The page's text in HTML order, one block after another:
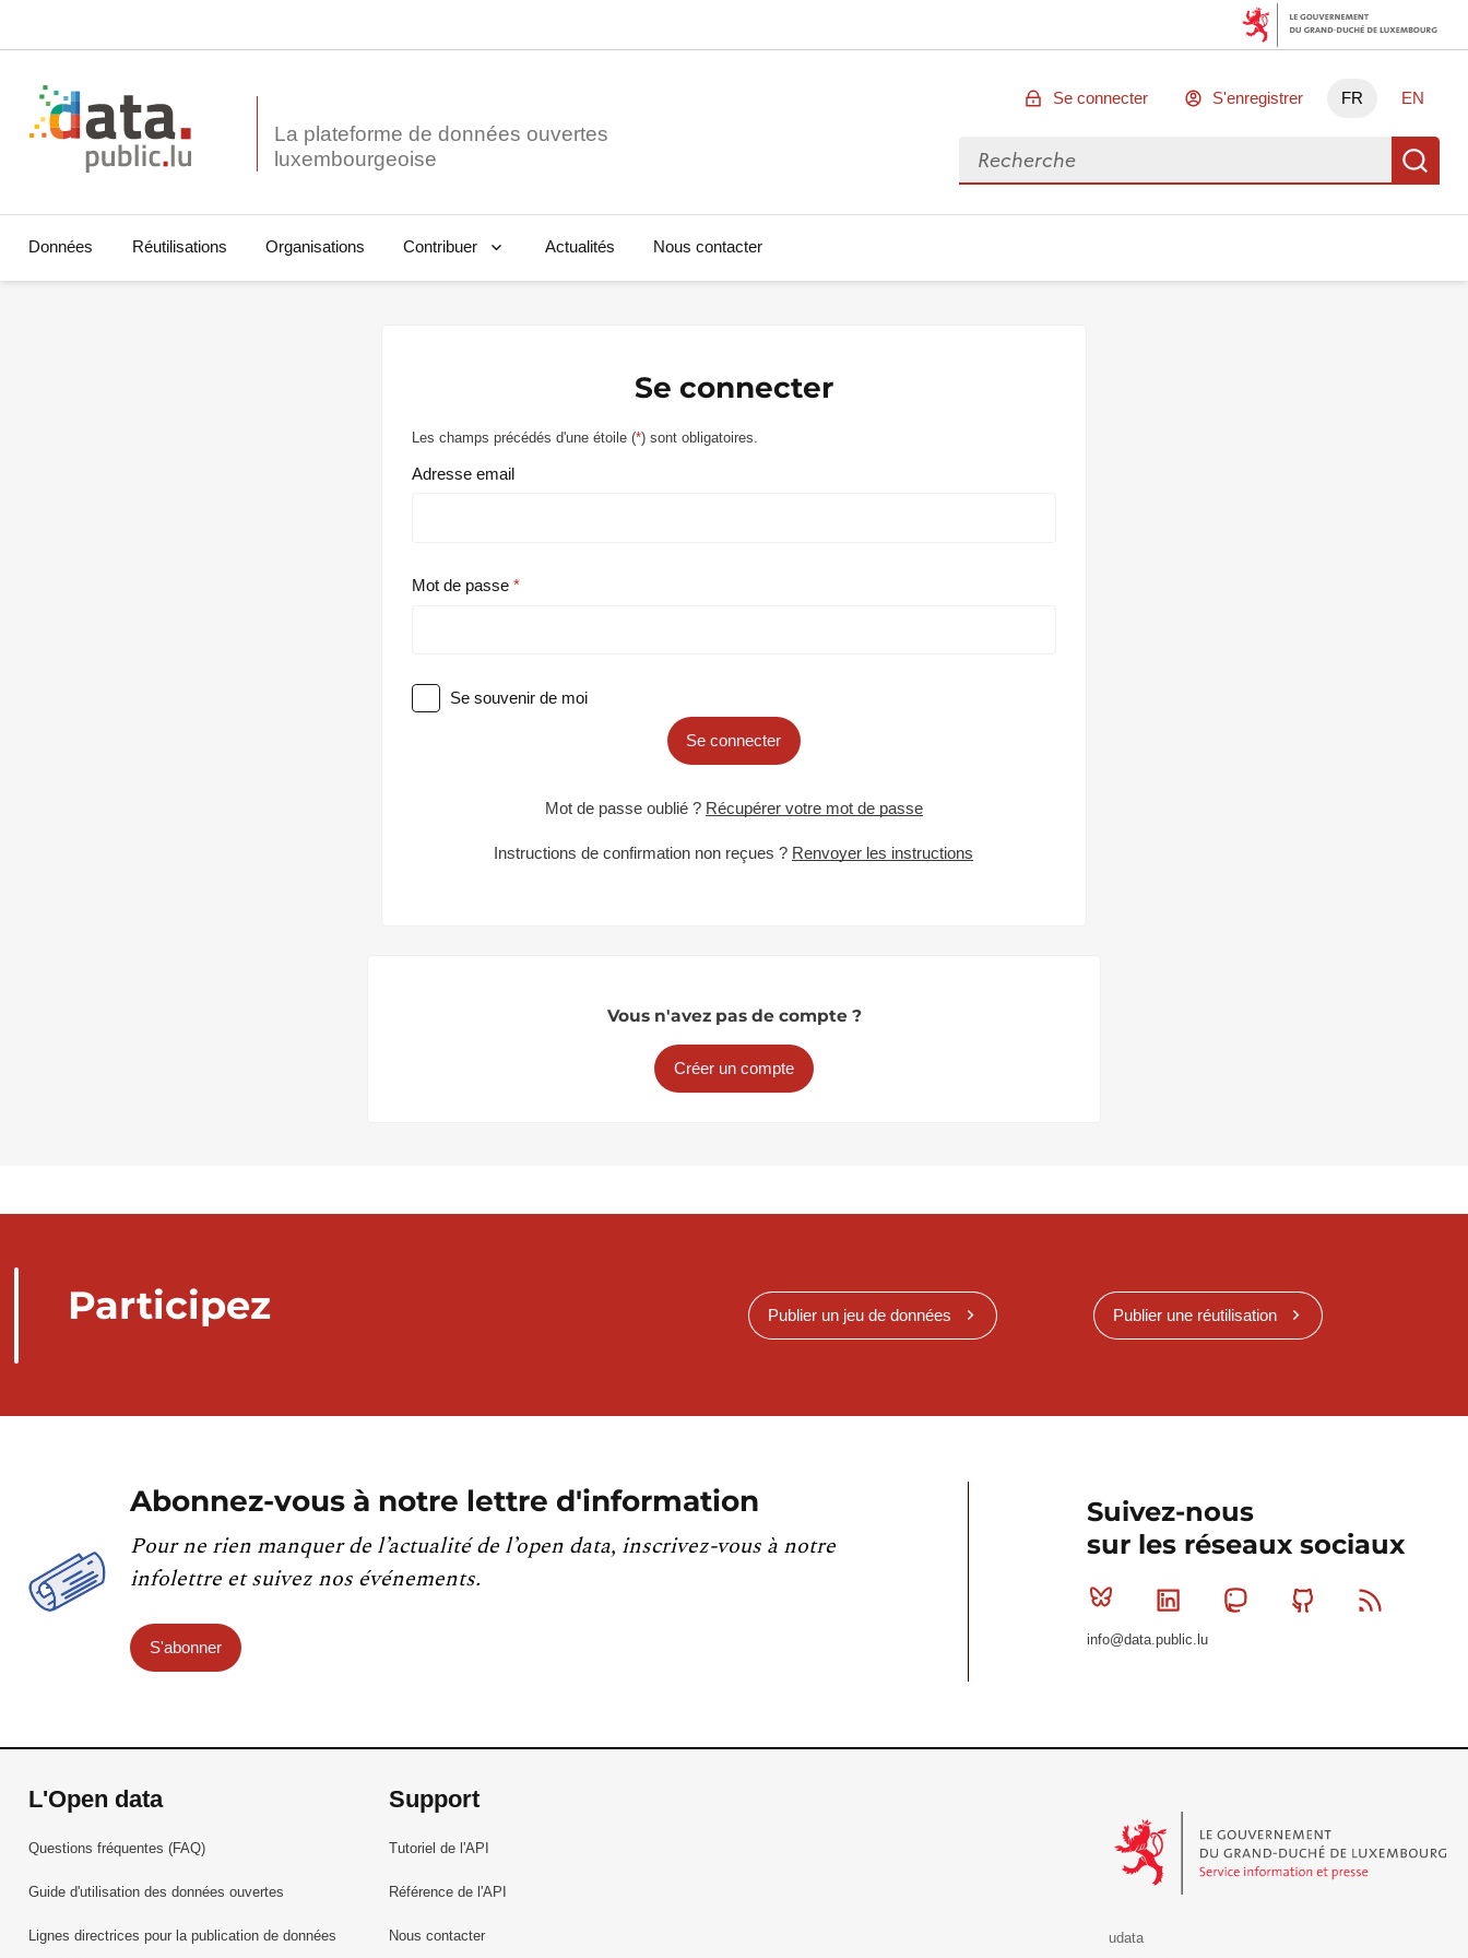
La plateforme de données ouvertes
Se connecter S'enregistrer FR EN
Rechercher des données
Données Réutilisations Organisations Contribuer Actualités Nous contacter
Se connecter
Les champs précédés d'une étoile (*) sont obligatoires.
Adresse email
Mot de passe
Se souvenir de moi
Se connecter
Mot de passe oublié ? Récupérer votre mot de passe
Instructions de confirmation non reçues ? Renvoyer les instructions
Vous n'avez pas de compte ?
Créer un compte
Participez Publier un jeu de données Publier une réutilisation
Abonnez-vous à notre lettre d'information
Pour ne rien manquer de l’actualité de l’open data, inscrivez-vous à notre
infolettre et suivez nos événements.
S'abonner
Suivez-nous
sur les réseaux sociaux
Bluesky Linkedin MastodonGithub
info@data.public.lu
L'Open data
Questions fréquentes (FAQ)
Guide d'utilisation des données ouvertes
Lignes directrices pour la publication de données
Support
Tutoriel de l'API
Référence de l'API
Nous contacter
udata